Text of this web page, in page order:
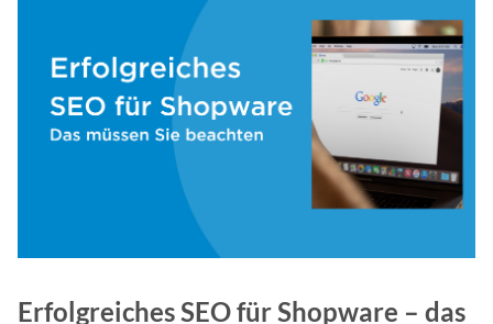
Erfolgreiches SEO für Shopware – das